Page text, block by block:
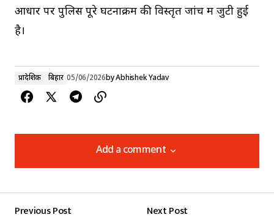
आधार पर पुलिस पूरे घटनाक्रम की विस्तृत जांच में जुटी हुई
है।
प्रादेशिक बिहार 05/06/2026byAbhishek Yadav
Add a comment
Add a comment
Previous Post
Next Post